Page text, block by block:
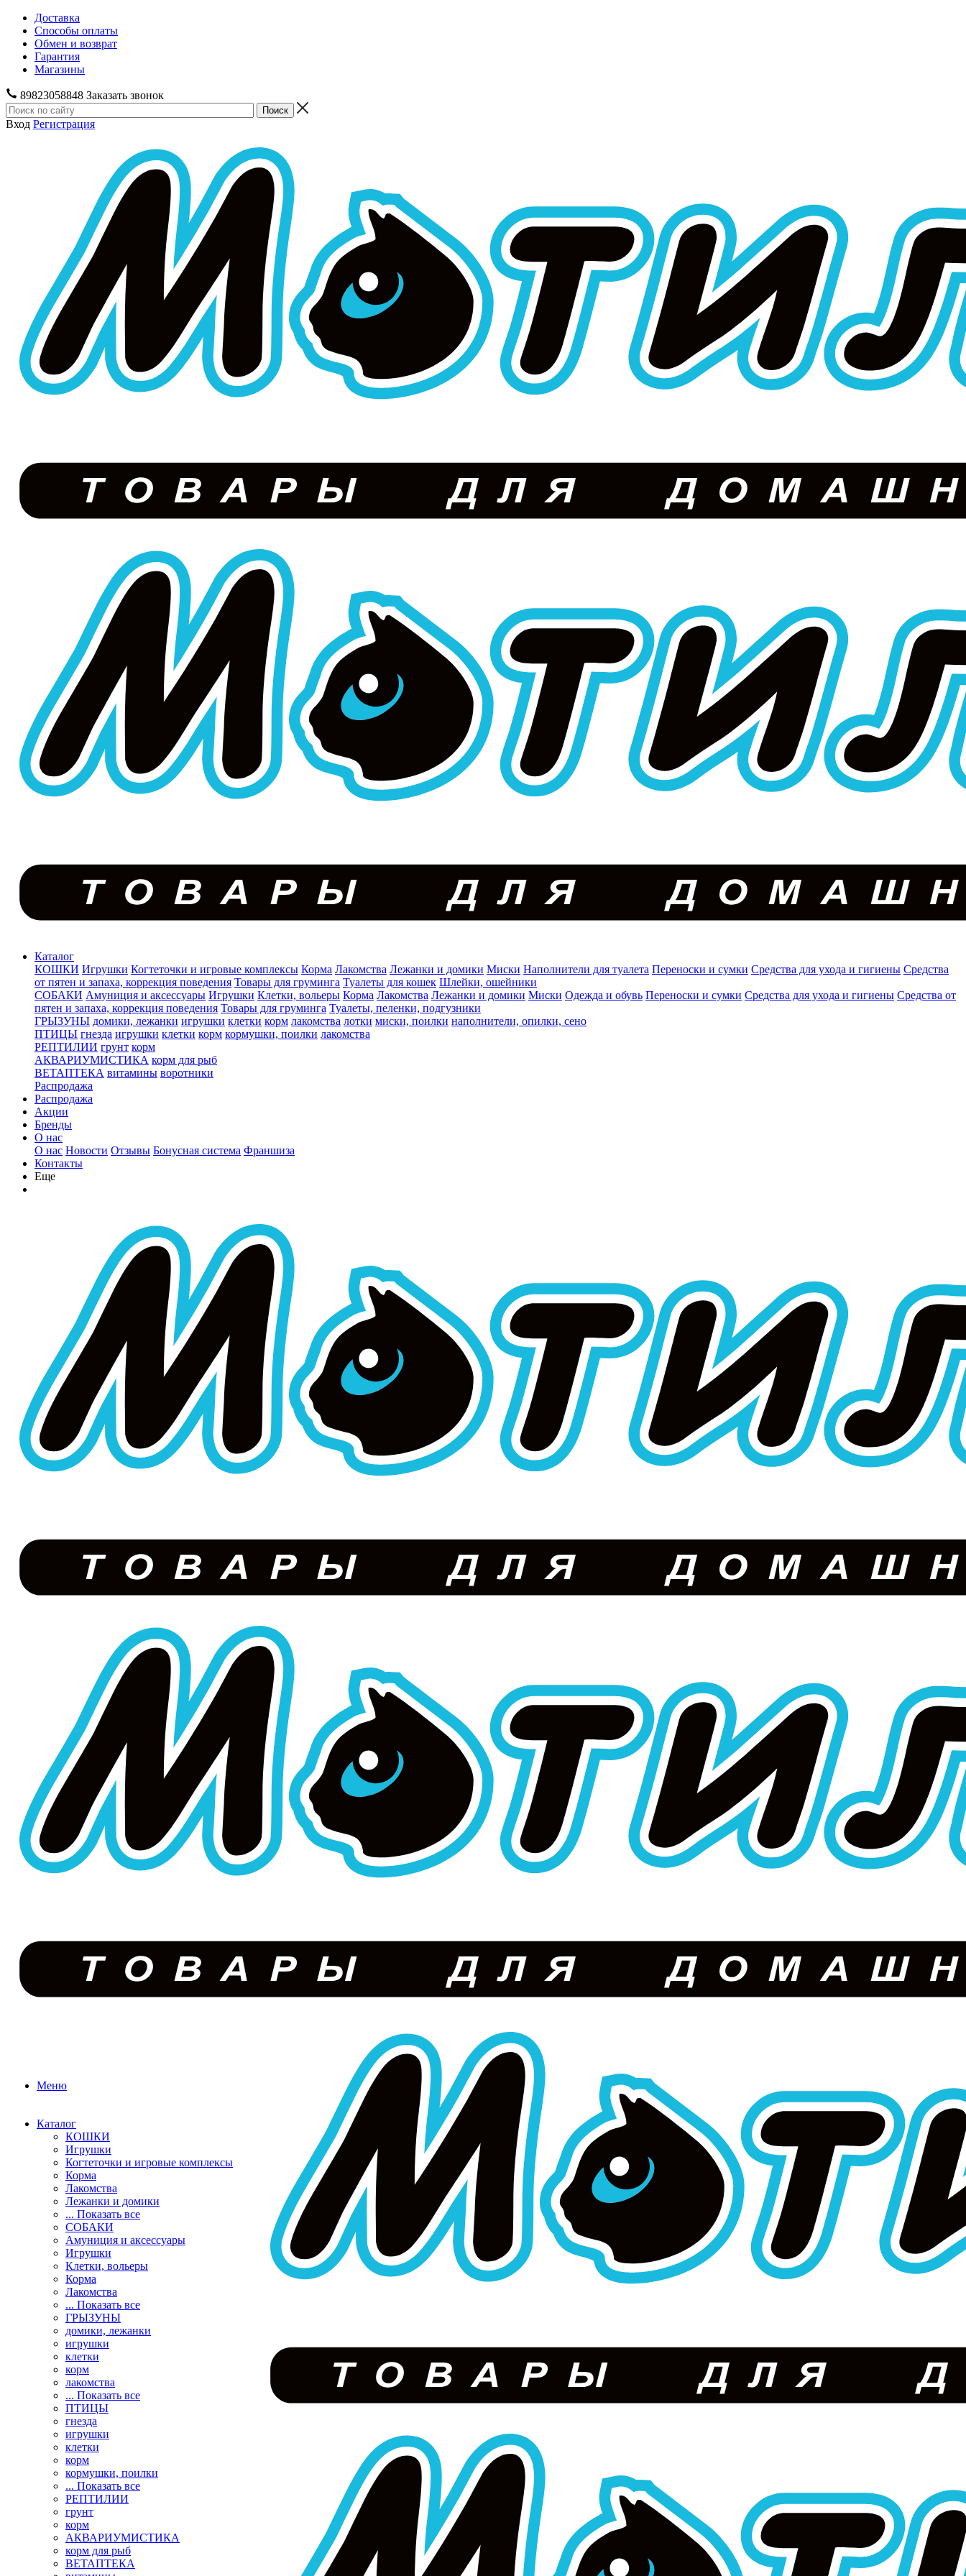
Доставка
Способы оплаты
Обмен и возврат
Гарантия
Магазины
89823058848 Заказать звонок
Вход Регистрация
Каталог
КОШКИ Игрушки Когтеточки и игровые комплексы Корма Лакомства Лежанки и домики Миски Наполнители для туалета Переноски и сумки Средства для ухода и гигиены Средства
от пятен и запаха, коррекция поведения Товары для груминга Туалеты для кошек Шлейки, ошейники
СОБАКИ Амуниция и аксессуары Игрушки Клетки, вольеры Корма Лакомства Лежанки и домики Миски Одежда и обувь Переноски и сумки Средства для ухода и гигиены Средства от
пятен и запаха, коррекция поведения Товары для груминга Туалеты, пеленки, подгузники
ГРЫЗУНЫ домики, лежанки игрушки клетки корм лакомства лотки миски, поилки наполнители, опилки, сено
ПТИЦЫ гнезда игрушки клетки корм кормушки, поилки лакомства
РЕПТИЛИИ грунт корм
АКВАРИУМИСТИКА корм для рыб
ВЕТАПТЕКА витамины воротники
Распродажа
Распродажа
Акции
Бренды
О нас
О нас Новости Отзывы Бонусная система Франшиза
Контакты
Еще
Меню
Каталог
КОШКИ
Игрушки
Когтеточки и игровые комплексы
Корма
Лакомства
Лежанки и домики
... Показать все
СОБАКИ
Амуниция и аксессуары
Игрушки
Клетки, вольеры
Корма
Лакомства
... Показать все
ГРЫЗУНЫ
домики, лежанки
игрушки
клетки
корм
лакомства
... Показать все
ПТИЦЫ
гнезда
игрушки
клетки
корм
кормушки, поилки
... Показать все
РЕПТИЛИИ
грунт
корм
АКВАРИУМИСТИКА
корм для рыб
ВЕТАПТЕКА